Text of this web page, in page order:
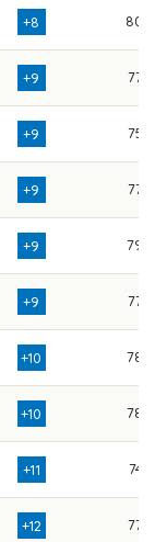
+8 80
+9 77
+9 75
+9 77
+9 79
+9 77
+10 78
+10 78
+11 74
+12 77